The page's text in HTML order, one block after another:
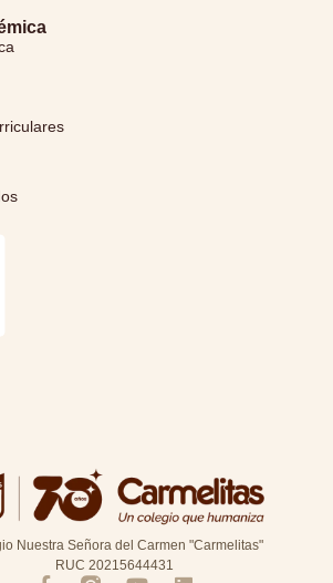
Nuestra Señora del Carmen "Carmelitas"
RUC 20215644431